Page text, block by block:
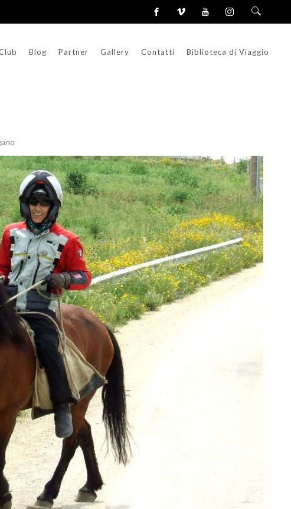
Blog Partner Gallery Contatti Biblioteca di Viaggio